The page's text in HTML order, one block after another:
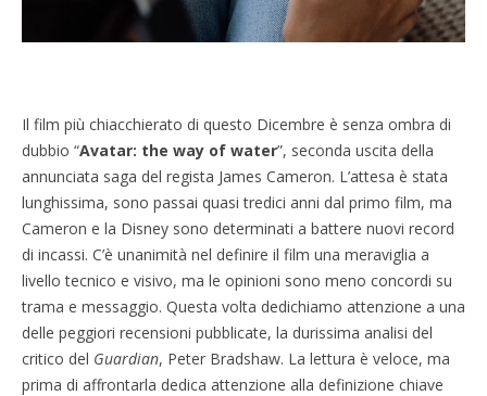
Il film più chiacchierato di questo Dicembre è senza ombra di
dubbio “Avatar: the way of water”, seconda uscita della
annunciata saga del regista James Cameron. L’attesa è stata
lunghissima, sono passai quasi tredici anni dal primo film, ma
Cameron e la Disney sono determinati a battere nuovi record
di incassi. C’è unanimità nel definire il film una meraviglia a
livello tecnico e visivo, ma le opinioni sono meno concordi su
trama e messaggio. Questa volta dedichiamo attenzione a una
delle peggiori recensioni pubblicate, la durissima analisi del
critico del Guardian, Peter Bradshaw. La lettura è veloce, ma
prima di affrontarla dedica attenzione alla definizione chiave